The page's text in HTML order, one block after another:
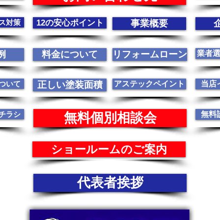
対策 12の安心ポイント 事業概要
料金について リフォームローン 業者
いて 正しい塗装面積 アステックペイント 当店
ラシ 無料個別相談会 無料
ショールームのご案内
代表者挨拶